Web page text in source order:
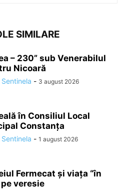
SIMILARE
– 230” sub Venerabilul
Nicoară
- 3 august 2026
în Consiliul Local
Constanța
- 1 august 2026
Fermecat și viața “în
pe veresie